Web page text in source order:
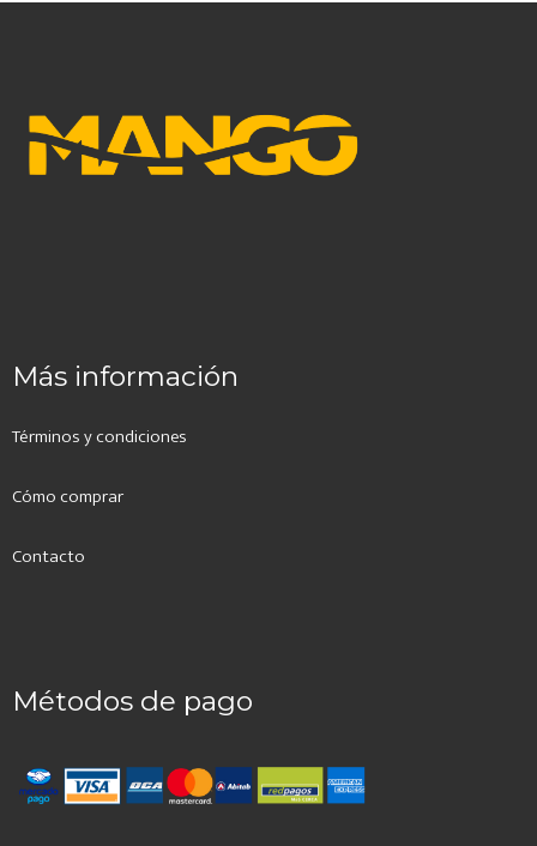
Más información
Términos y condiciones
Cómo comprar
Contacto
Métodos de pago